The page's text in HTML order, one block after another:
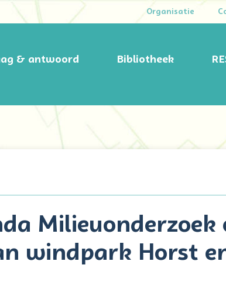
Organisatie
& antwoord Bibliotheek
Milieuonderzoek
windpark Horst